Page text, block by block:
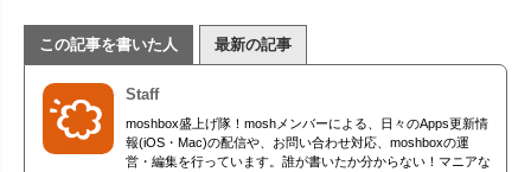
この記事を書いた人 最新の記事
Staff
moshbox盛上げ隊！moshメンバーによる、日々のApps更新情
報(iOS・Mac)の配信や、お問い合わせ対応、moshboxの運
営・編集を行っています。誰が書いたか分からない！マニアな